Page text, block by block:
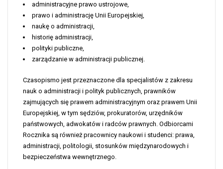
administracyjne prawo ustrojowe,
prawo i administrację Unii Europejskiej,
naukę o administracji,
historię administracji,
polityki publiczne,
zarządzanie w administracji publicznej.
Czasopismo jest przeznaczone dla specjalistów z zakresu
nauk o administracji i polityk publicznych, prawników
zajmujących się prawem administracyjnym oraz prawem Unii
Europejskiej, w tym sędziów, prokuratorów, urzędników
państwowych, adwokatów i radców prawnych. Odbiorcami
Rocznika są również pracownicy naukowi i studenci: prawa,
administracji, politologii, stosunków międzynarodowych i
bezpieczeństwa wewnętrznego.